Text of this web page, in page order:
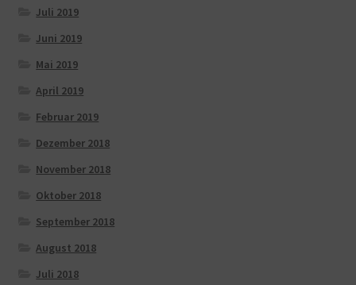
Juli 2019
Juni 2019
Mai 2019
April 2019
Februar 2019
Dezember 2018
November 2018
Oktober 2018
September 2018
August 2018
Juli 2018